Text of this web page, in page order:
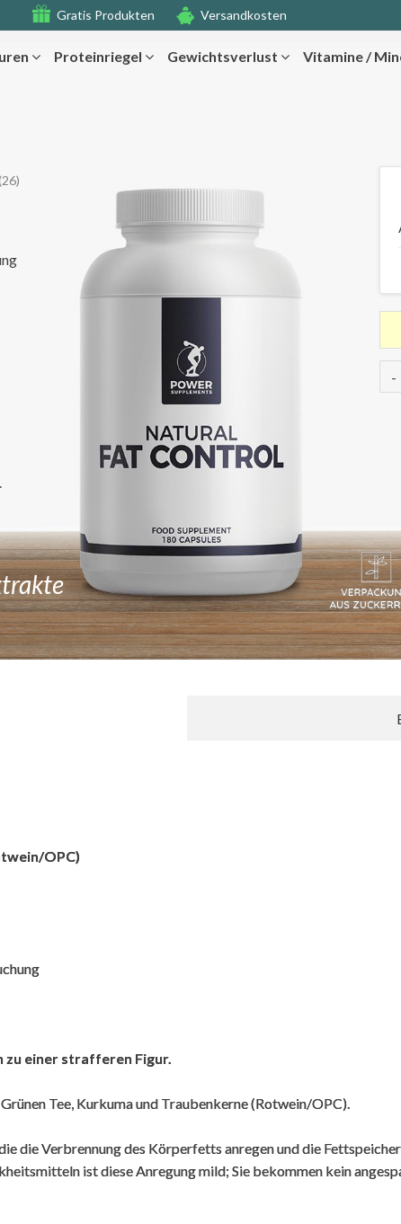
Gratis Produkten Versandkosten
Proteinriegel Gewichtsverlust Vitamine /
-
OPC)
einer strafferen Figur.
Tee, Kurkuma und Traubenkerne (Rotwein/OPC).
die Verbrennung des Körperfetts anregen und die
ist diese Anregung mild; Sie bekommen kein
Dieses Kommentar wurde von unserem
Besser in Form